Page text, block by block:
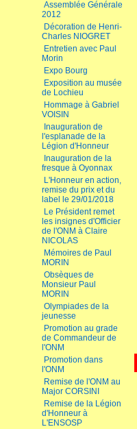
Assemblée Générale
2012
Décoration de Henri-
Charles NIOGRET
Entretien avec Paul
Morin
Expo Bourg
Exposition au musée
de Lochieu
Hommage à Gabriel
VOISIN
Inauguration de
l'esplanade de la
Légion d'Honneur
Inauguration de la
fresque à Oyonnax
L'Honneur en action,
remise du prix et du
label le 29/01/2018
Le Président remet
les insignes d'Officier
de l'ONM à Claire
NICOLAS
Mémoires de Paul
MORIN
Obsèques de
Monsieur Paul
MORIN
Olympiades de la
jeunesse
Promotion au grade
de Commandeur de
l'ONM
Promotion dans
l'ONM
Remise de l'ONM au
Major CORSINI
Remise de la Légion
d'Honneur à
L'ENSOSP